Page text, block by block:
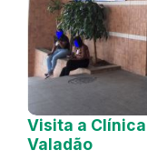
Visita a
Valadão